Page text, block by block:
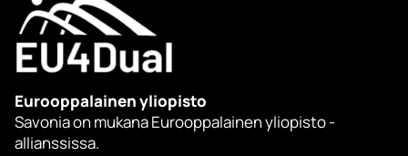
Eurooppalainen yliopisto
Savonia on mukana Eurooppalainen yliopisto -
allianssissa.